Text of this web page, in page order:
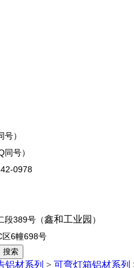
）
号）
0978
段389号（鑫和工业园 ）
区6幢698号
铝材系列 > 可弯灯箱铝材系列